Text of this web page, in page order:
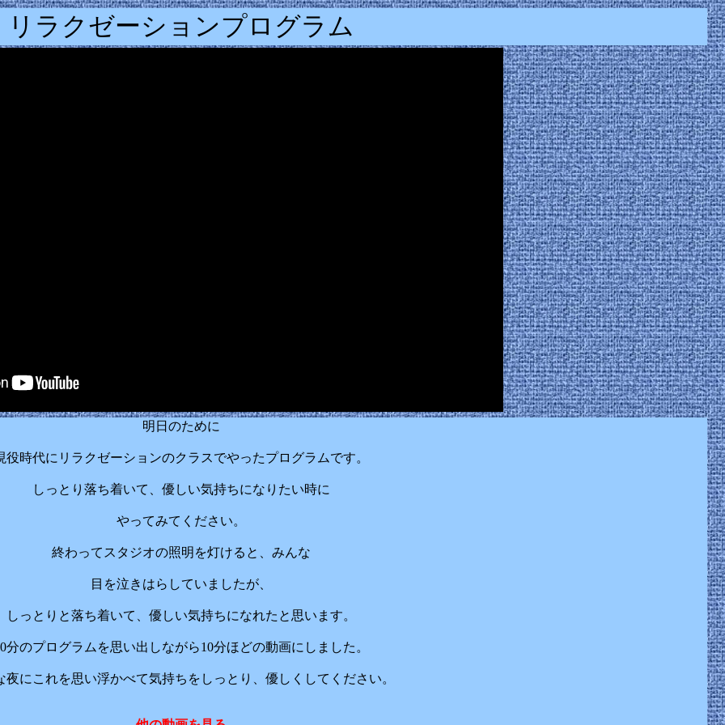
リラクゼーションプログラム
明日のために
役時代にリラクゼーションのクラスでやったプログラムです。
しっとり落ち着いて、優しい気持ちになりたい時に
やってみてください。
終わってスタジオの照明を灯けると、みんな
目を泣きはらしていましたが、
しっとりと落ち着いて、優しい気持ちになれたと思います。
分のプログラムを思い出しながら10分ほどの動画にしました。
夜にこれを思い浮かべて気持ちをしっとり、優しくしてください。